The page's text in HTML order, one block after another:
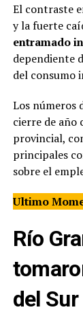
El contraste
y la fuerte
entramado
dependiente
del consumo
Los números
cierre de año
provincial,
principales
sobre el
Ultimo
Río
del Sur